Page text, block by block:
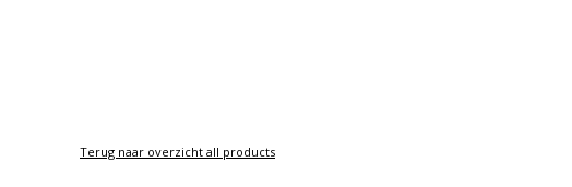
Terug naar overzicht all products